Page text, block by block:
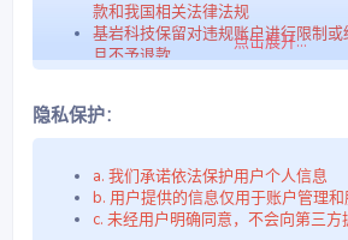
款和我国相关法律法规
基岩科技保留对违规账户进行限制或
且不予退款
点击展开...
隐私保护：
a. 我们承诺依法保护用户个人信息
b. 用户提供的信息仅用于账户管理
c. 未经用户明确同意，不会向第三方